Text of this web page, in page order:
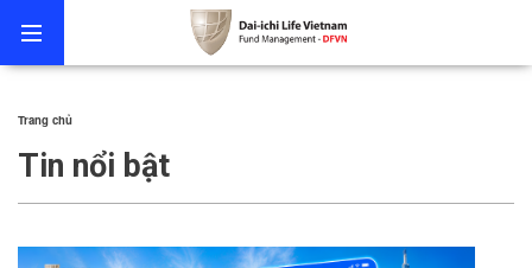
Trang chủ
Tin nổi bật